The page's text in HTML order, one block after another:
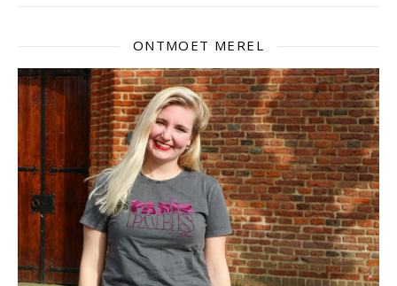
ONTMOET MEREL